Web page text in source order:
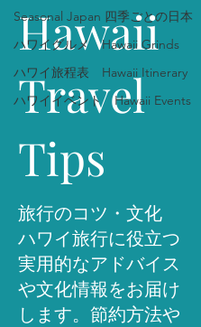
Seasonal Japan 四季ごとの日本
ハワイグルメ Hawaii Grinds
ハワイ旅程表 Hawaii Itinerary
ハワイイベント Hawaii Events
Hawaii
Travel
Tips
旅行のコツ・文化
ハワイ旅行に役立つ
実用的なアドバイス
や文化情報をお届け
します。節約方法や